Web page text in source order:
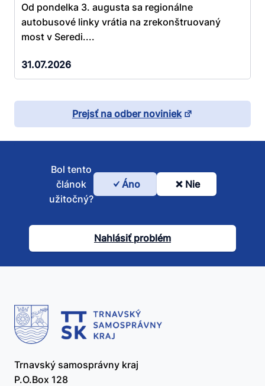
Od pondelka 3. augusta sa regionálne
autobusové linky vrátia na zrekonštruovaný
most v Seredi....
31.07.2026
Prejsť na odber noviniek
Bol
článok
užitočný?
Bol tento
článok
užitočný?
Áno Nie
Nahlásiť problém
Trnavský samosprávny kraj
P.O.Box 128